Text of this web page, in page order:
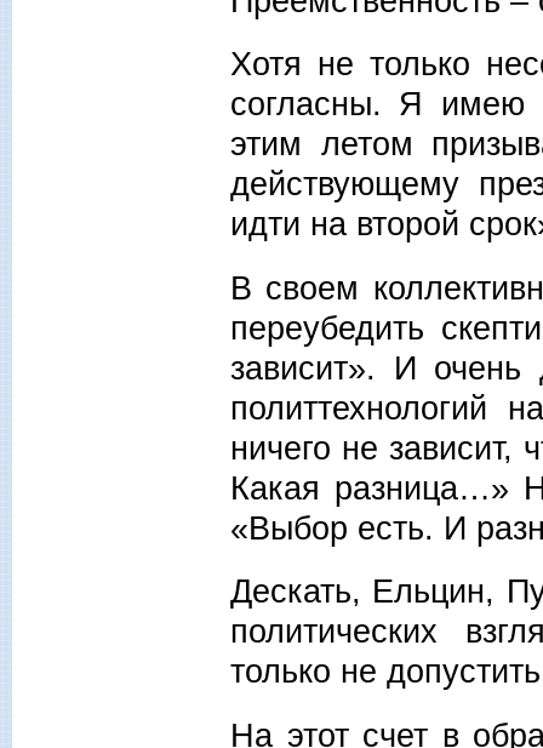
Хотя не только
согласны. Я имею
этим летом
действующему
идти на второй
В своем
переубедить
зависит». И
политтехнологий
ничего не зависит,
Какая разница…»
«Выбор есть. И
Дескать, Ельцин,
политических
только не
На этот счет в